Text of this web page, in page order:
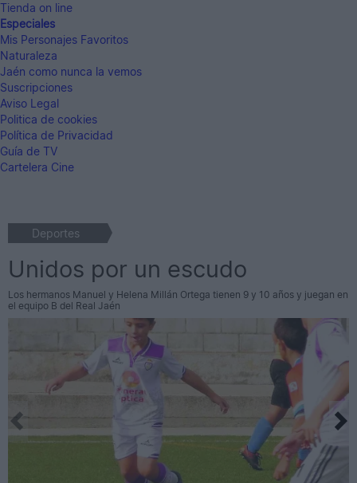
Tienda on line
Especiales
Mis Personajes Favoritos
Naturaleza
Jaén como nunca la vemos
Suscripciones
Aviso Legal
Politica de cookies
Política de Privacidad
Guía de TV
Cartelera Cine
Deportes
Unidos por un escudo
Los hermanos Manuel y Helena Millán Ortega tienen 9 y 10 años y juegan en
el equipo B del Real Jaén